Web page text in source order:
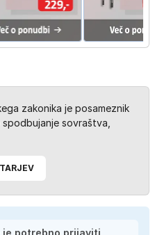
zakonika je posameznik
sovraštva,